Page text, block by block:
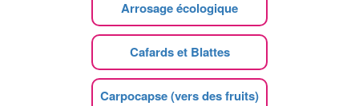
Arrosage écologique
Cafards et Blattes
Carpocapse (vers des fruits)